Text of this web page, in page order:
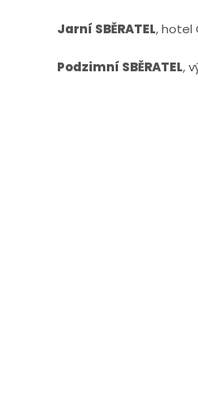
Jarní SBĚRATEL, hotel
Podzimní SBĚRATEL,